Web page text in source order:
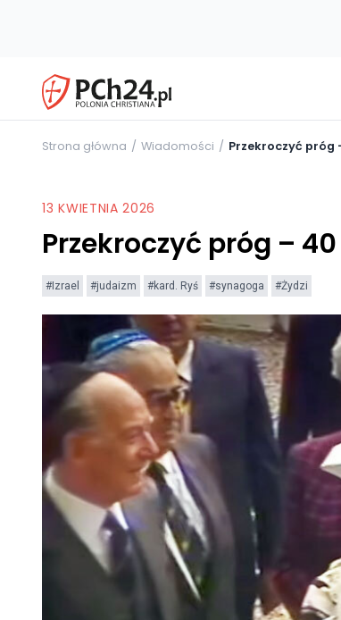
Strona główna Wiadomości Przekroczyć próg
13 KWIETNIA 2026
Przekroczyć próg –
#Izrael #judaizm #kard. Ryś #synagoga #Żydzi